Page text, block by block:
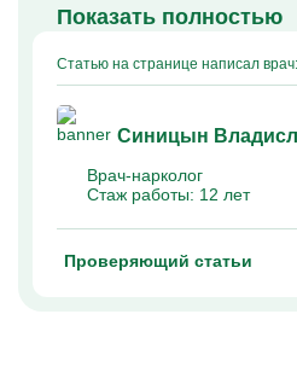
Показать полностью
Статью на странице написал врач:
Синицын
Врач-нарколог
Стаж работы: 12 лет
Проверяющий статьи